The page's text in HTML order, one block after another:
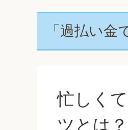
「過払い金
忙しく
ツとは？